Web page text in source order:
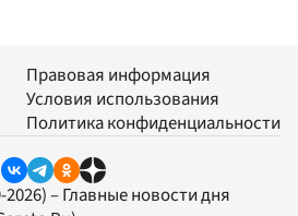
Правовая информация
Условия использования
Политика конфиденциальности
– Главные новости дня